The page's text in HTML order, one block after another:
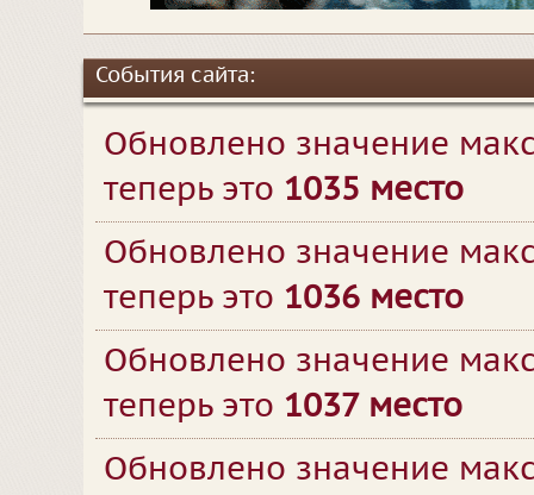
События сайта:
Обновлено значение
теперь это 1035 место
Обновлено значение
теперь это 1036 место
Обновлено значение
теперь это 1037 место
Обновлено значение